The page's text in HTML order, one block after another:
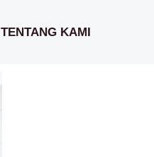
TENTANG KAMI